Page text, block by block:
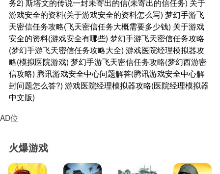
务2) 斯塔文的传说一封未寄出的信(未寄出的信任务) 关于
游戏安全的资料(关于游戏安全的资料怎么写) 梦幻手游飞
天密信任务攻略(飞天密信任务大概需要多少钱) 关于游戏
安全的资料(游戏安全有哪些) 梦幻手游飞天密信任务攻略
(梦幻手游飞天密信任务攻略大全) 游戏医院经理模拟器攻
略(模拟医院游戏) 梦幻手游飞天密信任务攻略(梦幻西游密
信攻略) 腾讯游戏安全中心问题解答(腾讯游戏安全中心解
封问题怎么答?) 游戏医院经理模拟器攻略(医院经理模拟器
中文版)
AD位
火爆游戏